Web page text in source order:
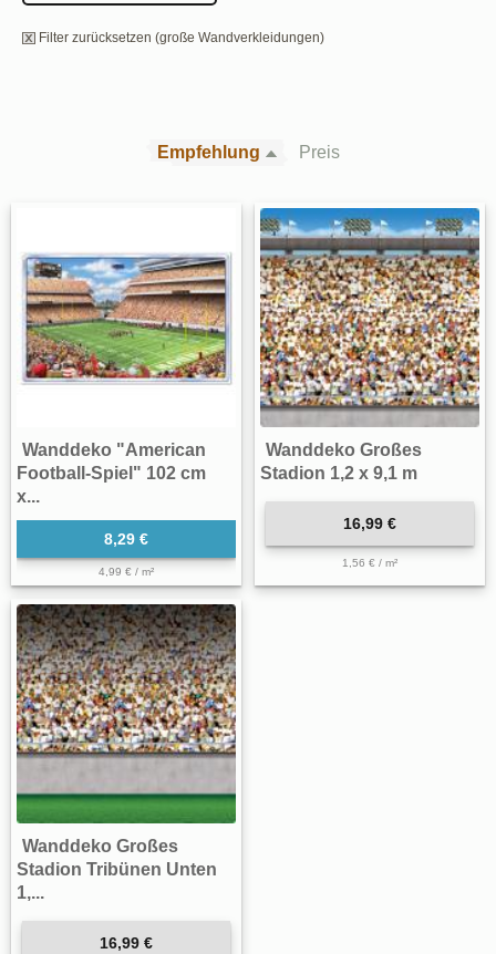
Filter zurücksetzen (große Wandverkleidungen)
Empfehlung Preis
Wanddeko "American
Football-Spiel" 102 cm
x...
8,29 €
4,99 € / m²
Wanddeko Großes
Stadion 1,2 x 9,1 m
16,99 €
1,56 € / m²
Wanddeko Großes
Stadion Tribünen Unten
1,...
16,99 €